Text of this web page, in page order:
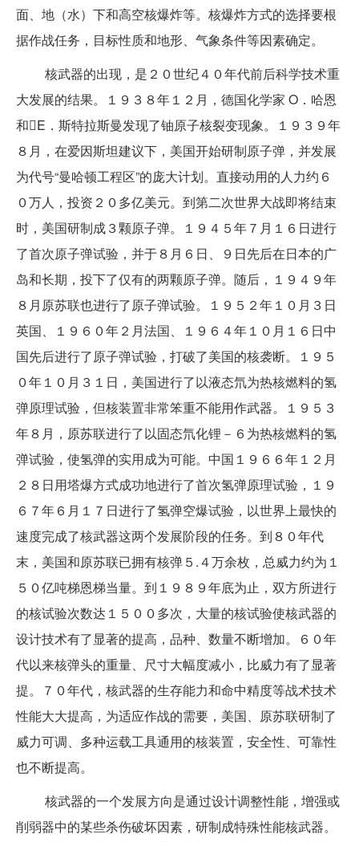
面、地（水）下和高空核爆炸等。核爆炸方式的选择要根
据作战任务，目标性质和地形、气象条件等因素确定。
核武器的出现，是２０世纪４０年代前后科学技术重
大发展的结果。１９３８年１２月，德国化学家 O．哈恩
和E．斯特拉斯曼发现了铀原子核裂变现象。１９３９年
８月，在爱因斯坦建议下，美国开始研制原子弹，并发展
为代号“曼哈顿工程区”的庞大计划。直接动用的人力约６
０万人，投资２０多亿美元。到第二次世界大战即将结束
时，美国研制成３颗原子弹。１９４５年７月１６日进行
了首次原子弹试验，并于８月６日、９日先后在日本的广
岛和长期，投下了仅有的两颗原子弹。随后，１９４９年
８月原苏联也进行了原子弹试验。１９５２年１０月３日
英国、１９６０年２月法国、１９６４年１０月１６日中
国先后进行了原子弹试验，打破了美国的核袭断。１９５
０年１０月３１日，美国进行了以液态氘为热核燃料的氢
弹原理试验，但核装置非常笨重不能用作武器。１９５３
年８月，原苏联进行了以固态氘化锂－６为热核燃料的氢
弹试验，使氢弹的实用成为可能。中国１９６６年１２月
２８日用塔爆方式成功地进行了首次氢弹原理试验，１９
６７年６月１７日进行了氢弹空爆试验，以世界上最快的
速度完成了核武器这两个发展阶段的任务。到８０年代
末，美国和原苏联已拥有核弹５.４万余枚，总威力约为１
５０亿吨梯恩梯当量。到１９８９年底为止，双方所进行
的核试验次数达１５００多次，大量的核试验使核武器的
设计技术有了显著的提高，品种、数量不断增加。６０年
代以来核弹头的重量、尺寸大幅度减小，比威力有了显著
提。７０年代，核武器的生存能力和命中精度等战术技术
性能大大提高，为适应作战的需要，美国、原苏联研制了
威力可调、多种运载工具通用的核装置，安全性、可靠性
也不断提高。
核武器的一个发展方向是通过设计调整性能，增强或
削弱器中的某些杀伤破坏因素，研制成特殊性能核武器。